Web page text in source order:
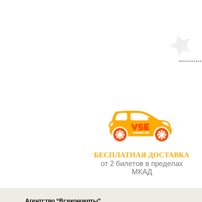
БЕСПЛАТНАЯ ДОСТАВКА
от 2 билетов в пределах
МКАД